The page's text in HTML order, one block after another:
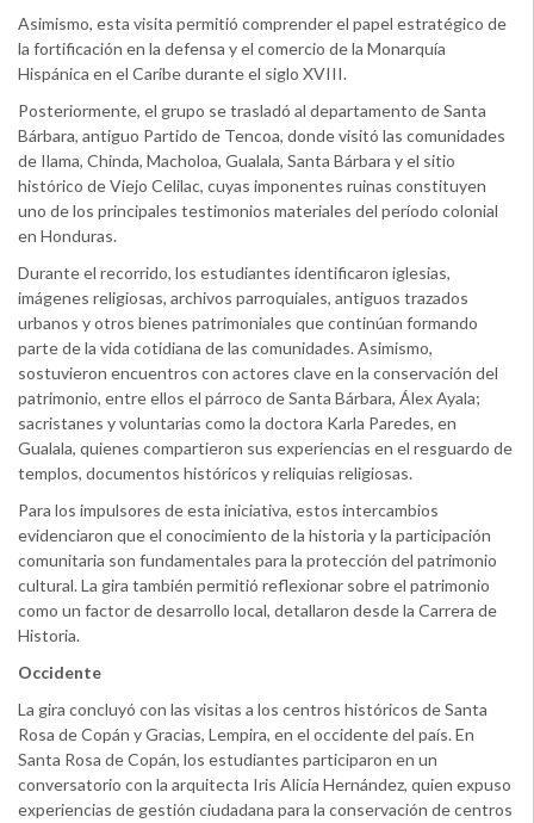
Asimismo, esta visita permitió comprender el papel estratégico de
la fortificación en la defensa y el comercio de la Monarquía
Hispánica en el Caribe durante el siglo XVIII.
Posteriormente, el grupo se trasladó al departamento de Santa
Bárbara, antiguo Partido de Tencoa, donde visitó las comunidades
de Ilama, Chinda, Macholoa, Gualala, Santa Bárbara y el sitio
histórico de Viejo Celilac, cuyas imponentes ruinas constituyen
uno de los principales testimonios materiales del período colonial
en Honduras.
Durante el recorrido, los estudiantes identificaron iglesias,
imágenes religiosas, archivos parroquiales, antiguos trazados
urbanos y otros bienes patrimoniales que continúan formando
parte de la vida cotidiana de las comunidades. Asimismo,
sostuvieron encuentros con actores clave en la conservación del
patrimonio, entre ellos el párroco de Santa Bárbara, Álex Ayala;
sacristanes y voluntarias como la doctora Karla Paredes, en
Gualala, quienes compartieron sus experiencias en el resguardo de
templos, documentos históricos y reliquias religiosas.
Para los impulsores de esta iniciativa, estos intercambios
evidenciaron que el conocimiento de la historia y la participación
comunitaria son fundamentales para la protección del patrimonio
cultural. La gira también permitió reflexionar sobre el patrimonio
como un factor de desarrollo local, detallaron desde la Carrera de
Historia.
Occidente
La gira concluyó con las visitas a los centros históricos de Santa
Rosa de Copán y Gracias, Lempira, en el occidente del país. En
Santa Rosa de Copán, los estudiantes participaron en un
conversatorio con la arquitecta Iris Alicia Hernández, quien expuso
experiencias de gestión ciudadana para la conservación de centros